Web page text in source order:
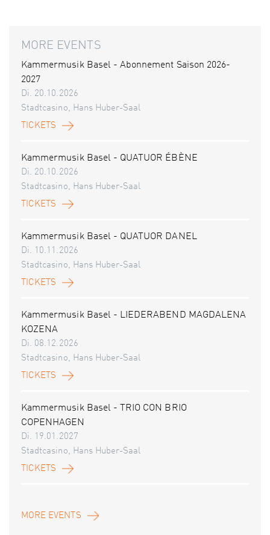
MORE EVENTS
Kammermusik Basel - Abonnement Saison 2026-
2027
Di. 20.10.2026
Stadtcasino, Hans Huber-Saal
TICKETS
Kammermusik Basel - QUATUOR ÉBÈNE
Di. 20.10.2026
Stadtcasino, Hans Huber-Saal
TICKETS
Kammermusik Basel - QUATUOR DANEL
Di. 10.11.2026
Stadtcasino, Hans Huber-Saal
TICKETS
Kammermusik Basel - LIEDERABEND MAGDALENA
KOZENA
Di. 08.12.2026
Stadtcasino, Hans Huber-Saal
TICKETS
Kammermusik Basel - TRIO CON BRIO
COPENHAGEN
Di. 19.01.2027
Stadtcasino, Hans Huber-Saal
TICKETS
MORE EVENTS